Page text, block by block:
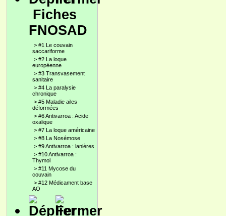
Fiches
FNOSAD
> #1 Le couvain
saccariforme
> #2 La loque
européenne
> #3 Transvasement
sanitaire
> #4 La paralysie
chronique
> #5 Maladie ailes
déformées
> #6 Antivarroa : Acide
oxalique
> #7 La loque américaine
> #8 La Nosémose
> #9 Antivarroa : lanières
> #10 Antivarroa :
Thymol
> #11 Mycose du
couvain
> #12 Médicament base
AO